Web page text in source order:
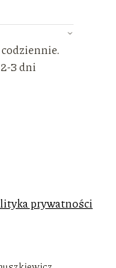
3 dni
prywatności